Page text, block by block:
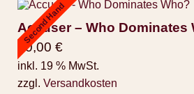
Second Hand
Accuser – Who Dominates
30,00 €
inkl. 19 % MwSt.
zzgl. Versandkosten